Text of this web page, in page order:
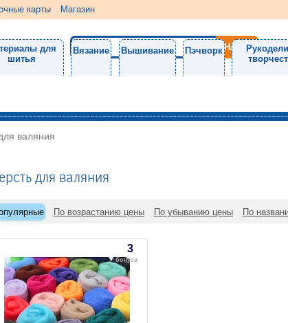
карты Магазин
для
шитья
Вязание Вышивание Пэчворк
валяния
для валяния
По возрастанию цены По убыванию цены По
3
бонуса